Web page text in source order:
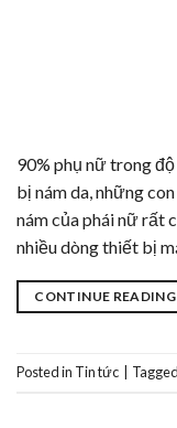
90% phụ nữ trong
bị nám da, những
nám của phái nữ rất
nhiều dòng thiết bị
CONTINUE READING
Posted in Tin tức Tagged